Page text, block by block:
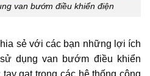
van bướm điều khiển điện
sẻ với các bạn những lợi ích
dụng van bướm điều khiển
gạt trong các hệ thống công